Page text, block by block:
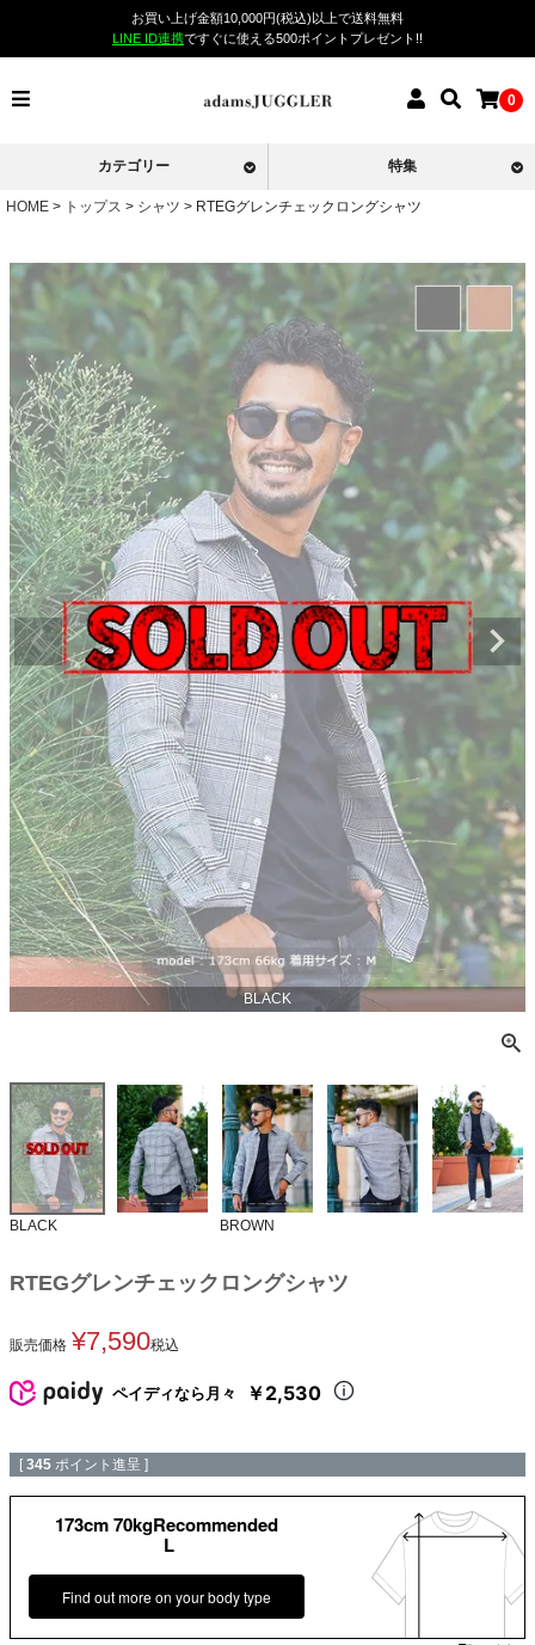
お買い上げ金額10,000円(税込)以上で送料無料
LINE ID連携ですぐに使える500ポイントプレゼント!!
0
カテゴリー 特集
HOME トップス シャツ RTEGグレンチェックロングシャツ
BLACK
BLACK BROWN
RTEGグレンチェックロングシャツ
販売価格 ¥7,590税込
ペイディなら月々 ￥2,530
[ 345 ポイント進呈 ]
173cm 70kgRecommended
L
Find out more on your body type